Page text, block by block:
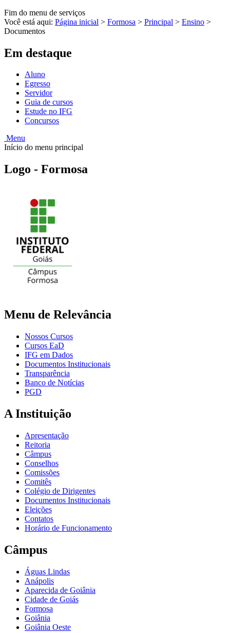
Fim do menu de serviços
Você está aqui: Página inicial > Formosa > Principal > Ensino >
Documentos
Em destaque
Aluno
Egresso
Servidor
Guia de cursos
Estude no IFG
Concursos
Menu
Início do menu principal
Logo - Formosa
Menu de Relevância
Nossos Cursos
Cursos EaD
IFG em Dados
Documentos Institucionais
Transparência
Banco de Notícias
PGD
A Instituição
Apresentação
Reitoria
Câmpus
Conselhos
Comissões
Comitês
Colégio de Dirigentes
Documentos Institucionais
Eleições
Contatos
Horário de Funcionamento
Câmpus
Águas Lindas
Anápolis
Aparecida de Goiânia
Cidade de Goiás
Formosa
Goiânia
Goiânia Oeste